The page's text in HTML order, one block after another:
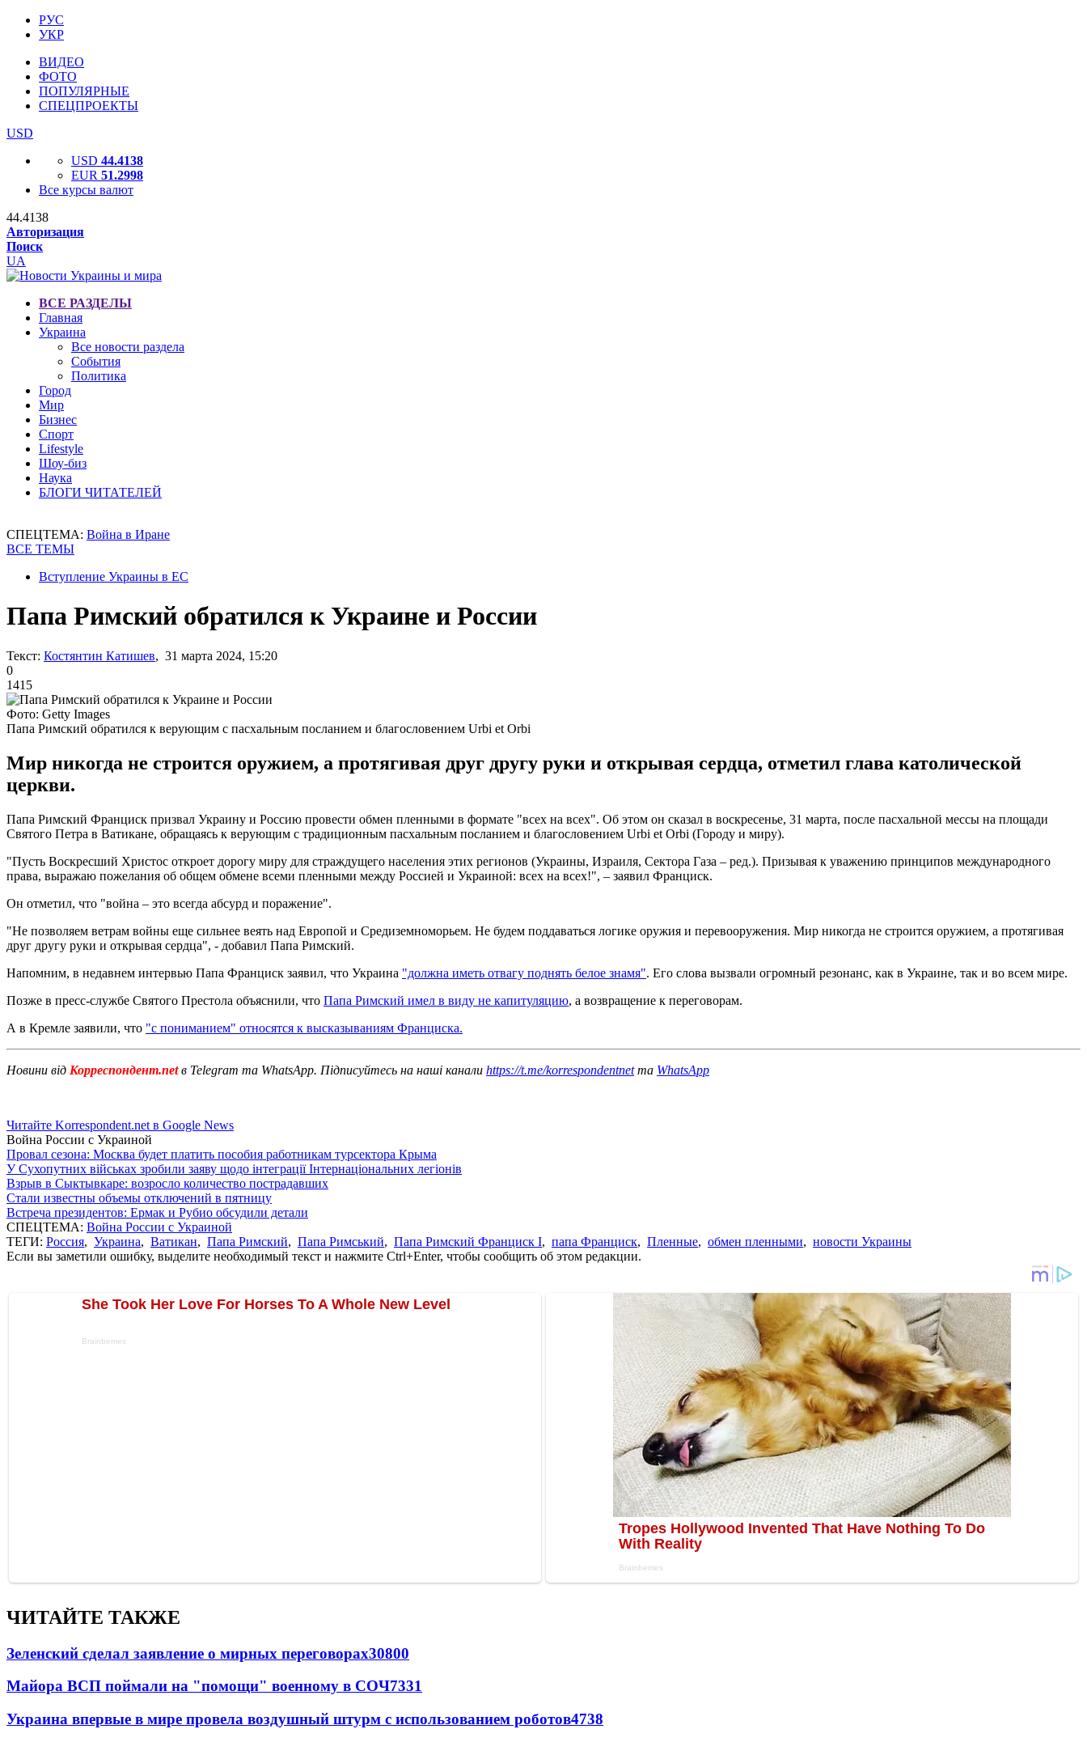
РУС
УКР
ВИДЕО
ФОТО
ПОПУЛЯРНЫЕ
СПЕЦПРОЕКТЫ
USD
USD 44.4138
EUR 51.2998
Все курсы валют
44.4138
Авторизация
Поиск
UA
ВСЕ РАЗДЕЛЫ
Главная
Украина
Все новости раздела
События
Политика
Город
Мир
Бизнес
Спорт
Lifestyle
Шоу-биз
Наука
БЛОГИ ЧИТАТЕЛЕЙ
СПЕЦТЕМА: Война в Иране
ВСЕ ТЕМЫ
Вступление Украины в ЕС
Папа Римский обратился к Украине и России
Текст: Костянтин Катишев, 31 марта 2024, 15:20
0
1415
Фото: Getty Images
Папа Римский обратился к верующим с пасхальным посланием и благословением Urbi et Orbi
Мир никогда не строится оружием, а протягивая друг другу руки и открывая сердца, отметил глава католической
церкви.
Папа Римский Франциск призвал Украину и Россию провести обмен пленными в формате "всех на всех". Об этом он сказал в воскресенье, 31 марта, после пасхальной мессы на площади
Святого Петра в Ватикане, обращаясь к верующим с традиционным пасхальным посланием и благословением Urbi et Orbi (Городу и миру).
"Пусть Воскресший Христос откроет дорогу миру для страждущего населения этих регионов (Украины, Израиля, Сектора Газа – ред.). Призывая к уважению принципов международного
права, выражаю пожелания об общем обмене всеми пленными между Россией и Украиной: всех на всех!", – заявил Франциск.
Он отметил, что "война – это всегда абсурд и поражение".
"Не позволяем ветрам войны еще сильнее веять над Европой и Средиземноморьем. Не будем поддаваться логике оружия и перевооружения. Мир никогда не строится оружием, а протягивая
друг другу руки и открывая сердца", - добавил Папа Римский.
Напомним, в недавнем интервью Папа Франциск заявил, что Украина "должна иметь отвагу поднять белое знамя". Его слова вызвали огромный резонанс, как в Украине, так и во всем мире.
Позже в пресс-службе Святого Престола объяснили, что Папа Римский имел в виду не капитуляцию, а возвращение к переговорам.
А в Кремле заявили, что "с пониманием" относятся к высказываниям Франциска.
Новини від Корреспондент.netв Telegram та WhatsApp. Підписуйтесь на наші канали https://t.me/korrespondentnetта WhatsApp
Читайте Korrespondent.net в Google News
Война России с Украиной
Провал сезона: Москва будет платить пособия работникам турсектора Крыма
У Сухопутних військах зробили заяву щодо інтеграції Інтернаціональних легіонів
Взрыв в Сыктывкаре: возросло количество пострадавших
Стали известны объемы отключений в пятницу
Встреча президентов: Ермак и Рубио обсудили детали
СПЕЦТЕМА: Война России с Украиной
ТЕГИ: Россия, Украина, Ватикан, Папа Римский, Папа Римський, Папа Римский Франциск I, папа Франциск, Пленные, обмен пленными, новости Украины
Если вы заметили ошибку, выделите необходимый текст и нажмите Ctrl+Enter, чтобы сообщить об этом редакции.
ЧИТАЙТЕ ТАКЖЕ
Зеленский сделал заявление о мирных переговорах30800
Майора ВСП поймали на "помощи" военному в СОЧ7331
Украина впервые в мире провела воздушный штурм с использованием роботов4738